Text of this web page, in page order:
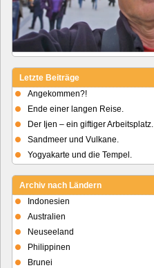
Letzte Beiträge
Angekommen?!
Ende einer langen Reise.
Der Ijen – ein giftiger Arbeitsplatz.
Sandmeer und Vulkane.
Yogyakarte und die Tempel.
Archiv nach Ländern
Indonesien
Australien
Neuseeland
Philippinen
Brunei